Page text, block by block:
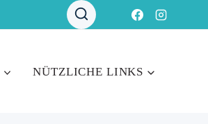
NÜTZLICHE LINKS